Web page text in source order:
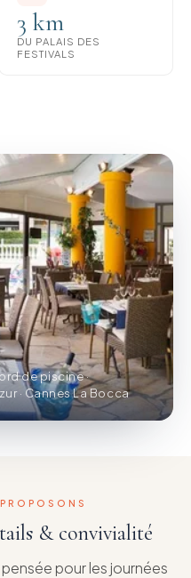
3 km
DU PALAIS DES
FESTIVALS
de piscine ·
· Cannes La Bocca
& convivialité
pour les journées